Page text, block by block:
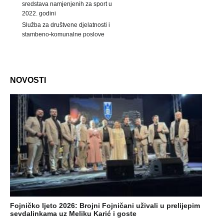
sredstava namjenjenih za sport u
2022. godini
Služba za društvene djelatnosti i
stambeno-komunalne poslove
NOVOSTI
Fojničko ljeto 2026: Brojni Fojničani uživali u prelijepim
sevdalinkama uz Meliku Karić i goste